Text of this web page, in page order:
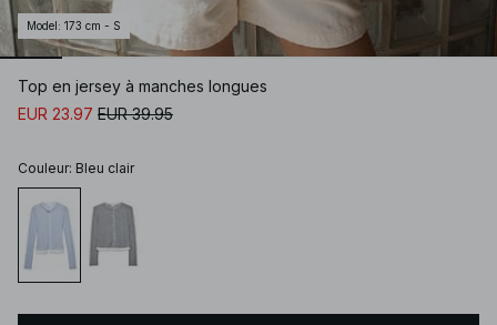
Model : 173 cm - S
Top en jersey à manches longues
EUR 23.97 EUR 39.95
Couleur: Bleu clair